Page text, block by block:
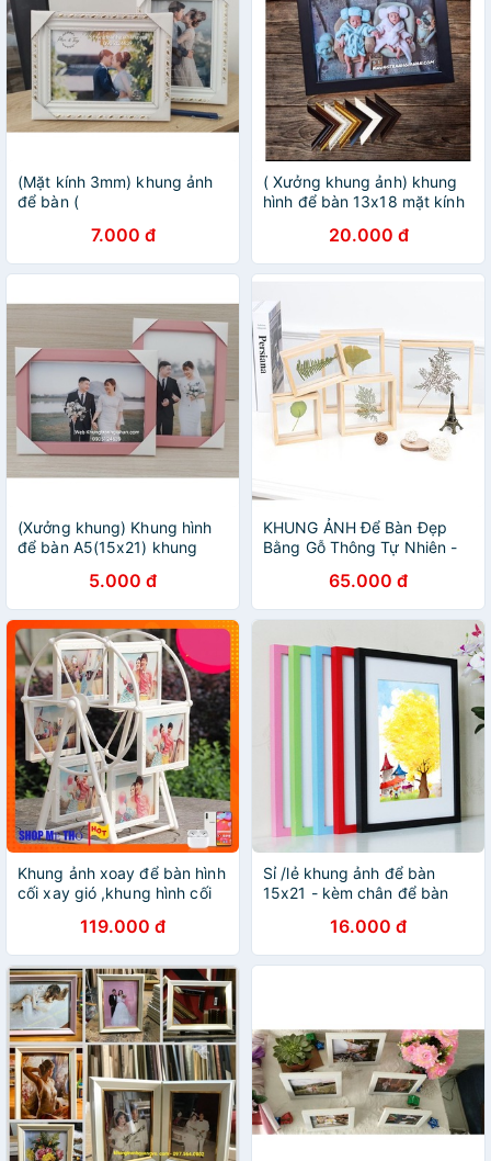
(Mặt kính 3mm) khung ảnh
để bàn (
hình treo tường
7.000 đ
( Xưởng khung ảnh) khung
hình để bàn 13x18 mặt kính
20.000 đ
(Xưởng khung) Khung hình
để bàn A5(15x21) khung
5.000 đ
KHUNG ẢNH Để Bàn Đẹp
Bằng Gỗ Thông Tự Nhiên -
Thuật Dài 13-21cm
65.000 đ
Khung ảnh xoay để bàn hình
cối xay gió ,khung hình cối
119.000 đ
Sỉ /lẻ khung ảnh để bàn
15x21 - kèm chân để bàn
16.000 đ